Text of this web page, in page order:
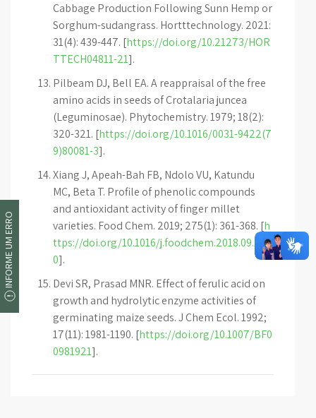
Cabbage Production Following Sunn Hemp or
Sorghum-sudangrass. Hortttechnology. 2021:
31(4): 439-447. [https://doi.org/10.21273/HOR
TTECH04811-21].
Pilbeam DJ, Bell EA. A reappraisal of the free
amino acids in seeds of Crotalaria juncea
(Leguminosae). Phytochemistry. 1979; 18(2):
320-321. [https://doi.org/10.1016/0031-9422(7
9)80081-3].
Xiang J, Apeah-Bah FB, Ndolo VU, Katundu
MC, Beta T. Profile of phenolic compounds
and antioxidant activity of finger millet
varieties. Food Chem. 2019; 275(1): 361-368. [h
ttps://doi.org/10.1016/j.foodchem.2018.09.12
0].
Devi SR, Prasad MNR. Effect of ferulic acid on
growth and hydrolytic enzyme activities of
germinating maize seeds. J Chem Ecol. 1992;
17(11): 1981-1190. [https://doi.org/10.1007/BF0
0981921].
INFORME UM ERRO